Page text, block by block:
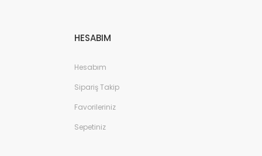
HESABIM
Hesabım
Sipariş Takip
Favorileriniz
Sepetiniz